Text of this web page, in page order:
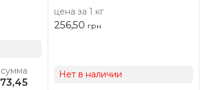
сумма
73,45
цена за 1 кг
256,50 грн
Нет в наличии